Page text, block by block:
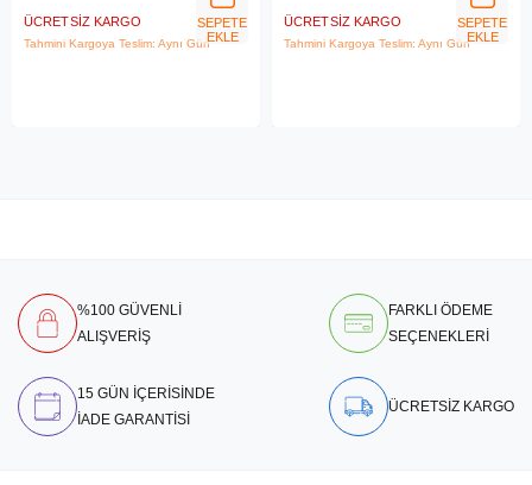
ÜCRETSIZ KARGO
Tahmini Kargoya Teslim: Aynı Gün
SEPETE
EKLE
ÜCRETSIZ KARGO
Tahmini Kargoya Teslim: Aynı Gün
SEPETE
EKLE
%100 GÜVENLİ
ALIŞVERİŞ
FARKLI ÖDEME
SEÇENEKLERİ
15 GÜN İÇERİSİNDE
İADE GARANTİSİ
ÜCRETSİZ KARGO